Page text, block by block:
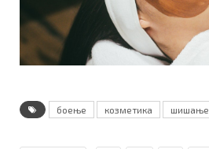
боење козметика шишање